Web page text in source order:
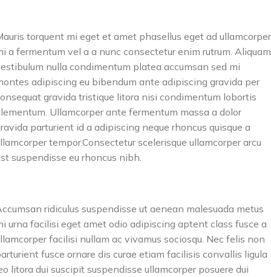
torquent mi eget et amet phasellus eget ad ullamcorper
a fermentum vel a a nunc consectetur enim rutrum. Aliquam
nulla condimentum platea accumsan sed mi
adipiscing eu bibendum ante adipiscing gravida per
gravida tristique litora nisi condimentum lobortis
Ullamcorper ante fermentum massa a dolor
parturient id a adipiscing neque rhoncus quisque a
tempor.Consectetur scelerisque ullamcorper arcu
suspendisse eu rhoncus nibh.
ridiculus suspendisse ut aenean malesuada metus
urna facilisi eget amet odio adipiscing aptent class fusce a
facilisi nullam ac vivamus sociosqu. Nec felis non
fusce ornare dis curae etiam facilisis convallis ligula
litora dui suscipit suspendisse ullamcorper posuere dui